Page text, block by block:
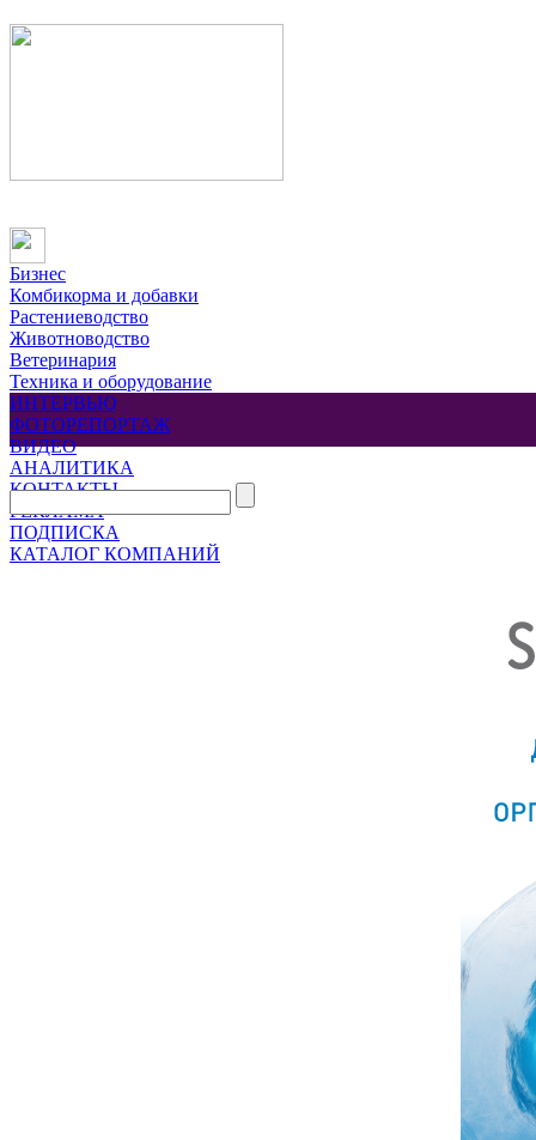
Бизнес
Комбикорма и добавки
Растениеводство
Животноводство
Ветеринария
Техника и оборудование
ИНТЕРВЬЮ
ФОТОРЕПОРТАЖ
ВИДЕО
АНАЛИТИКА
КОНТАКТЫ
РЕКЛАМА
ПОДПИСКА
КАТАЛОГ КОМПАНИЙ